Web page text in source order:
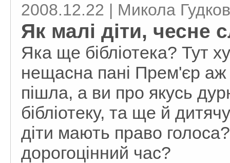
2008.12.22 | Микола
Як малі діти, чесне
Яка ще бібліотека? Тут
нещасна пані Прем'єр
пішла, а ви про якусь
бібліотеку, та ще й
діти мають право
дорогоцінний час?